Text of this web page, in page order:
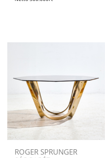
ROGER SPRUNGER